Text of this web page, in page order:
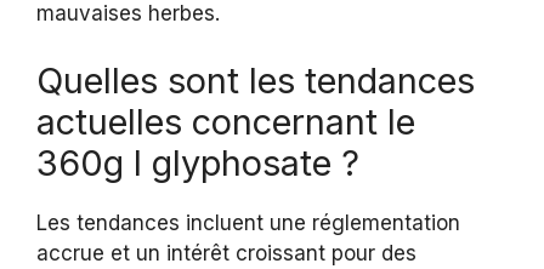
mauvaises herbes.
Quelles sont les tendances
actuelles concernant le
360g l glyphosate ?
Les tendances incluent une réglementation
accrue et un intérêt croissant pour des